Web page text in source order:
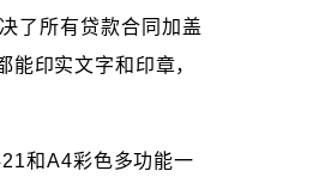
了所有贷款合同加盖
印实文字和印章，
和A4彩色多功能一